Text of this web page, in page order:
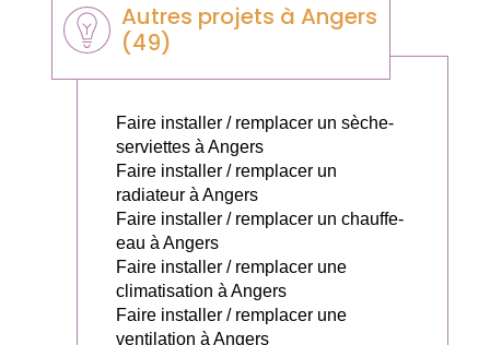
Autres projets à Angers
(49)
Faire installer / remplacer un sèche-
serviettes à Angers
Faire installer / remplacer un
radiateur à Angers
Faire installer / remplacer un chauffe-
eau à Angers
Faire installer / remplacer une
climatisation à Angers
Faire installer / remplacer une
ventilation à Angers